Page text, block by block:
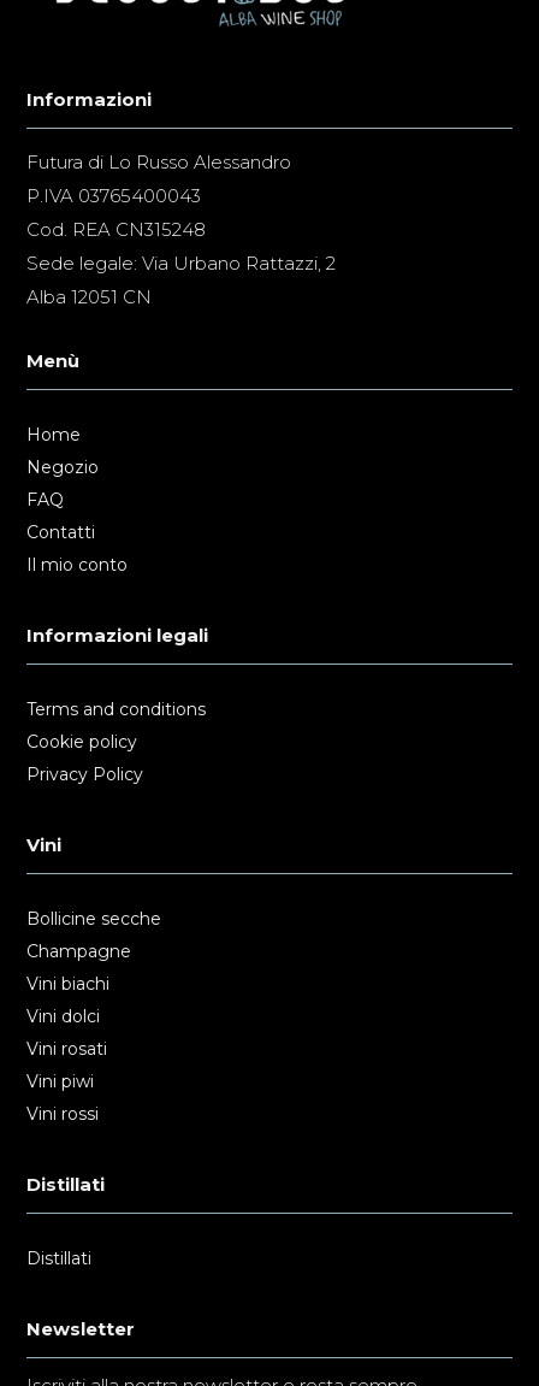
Informazioni
Futura di Lo Russo Alessandro
P.IVA 03765400043
Cod. REA CN315248
Sede legale: Via Urbano Rattazzi, 2
Alba 12051 CN
Menù
Home
Negozio
FAQ
Contatti
Il mio conto
Informazioni legali
Terms and conditions
Cookie policy
Privacy Policy
Vini
Bollicine secche
Champagne
Vini biachi
Vini dolci
Vini rosati
Vini piwi
Vini rossi
Distillati
Distillati
Newsletter